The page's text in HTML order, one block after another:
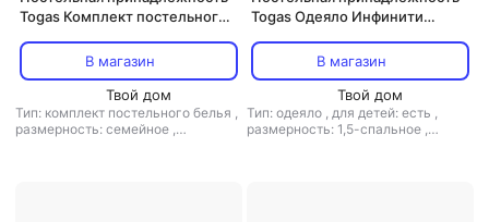
Togas Комплект постельного
1006.00456, хлопок/сатин,
цвет серый
В магазин
Твой дом
Тип: комплект постельного белья ,
размерность: семейное ,
Togas Одеяло Инфинити
В магазин
Твой дом
Тип: одеяло , для детей: есть ,
размерность: 1,5-спальное ,